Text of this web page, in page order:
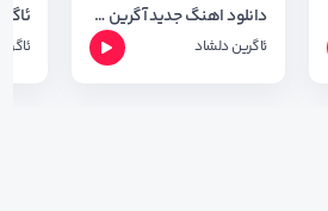
دانلود اهنگ جدید آگرین دلشاد به نام هه مو که سم + متن و شعر
ئاگرین دلشاد